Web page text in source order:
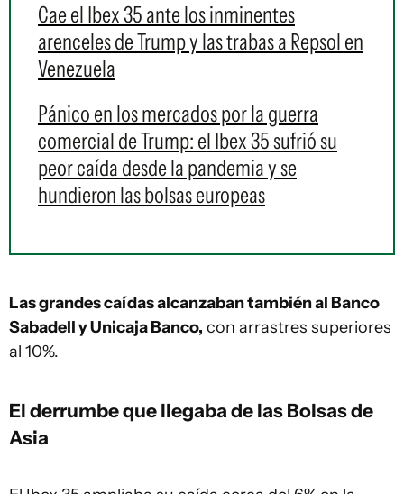
Cae el Ibex 35 ante los inminentes
arenceles de Trump y las trabas a Repsol en
Venezuela
Pánico en los mercados por la guerra
comercial de Trump: el Ibex 35 sufrió su
peor caída desde la pandemia y se
hundieron las bolsas europeas
Las grandes caídas alcanzaban también al Banco
Sabadell y Unicaja Banco, con arrastres superiores
al 10%.
El derrumbe que llegaba de las Bolsas de
Asia